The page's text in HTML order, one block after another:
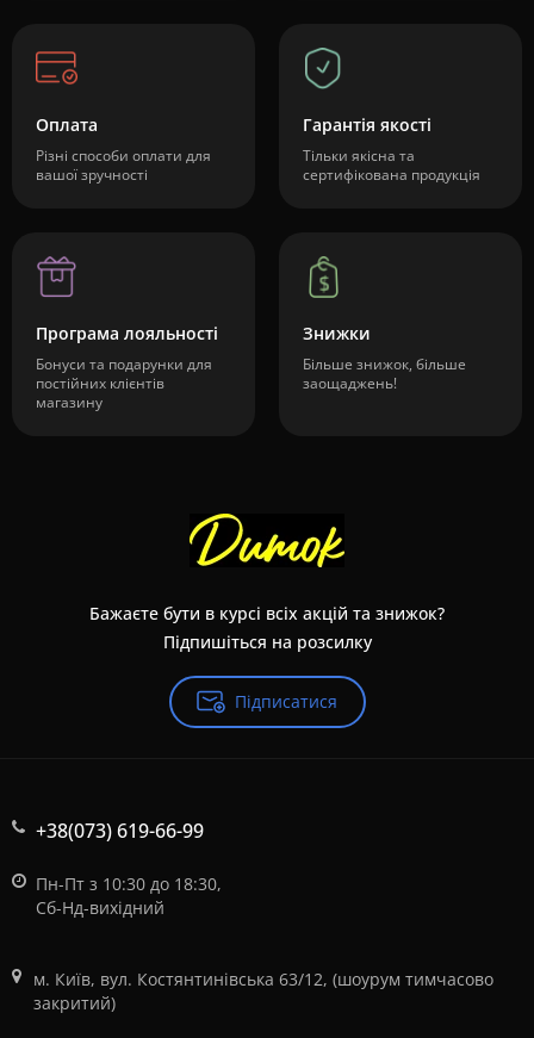
Оплата
Різні способи оплати для
вашої зручності
Гарантія якості
Тільки якісна та
сертифікована продукція
Програма лояльності
Бонуси та подарунки для
постійних клієнтів
магазину
Знижки
Більше знижок, більше
заощаджень!
Бажаєте бути в курсі всіх акцій та знижок?
Підпишіться на розсилку
Підписатися
+38(073) 619-66-99
Пн-Пт з 10:30 до 18:30,
Сб-Нд-вихідний
м. Київ, вул. Костянтинівська 63/12, (шоурум тимчасово
закритий)